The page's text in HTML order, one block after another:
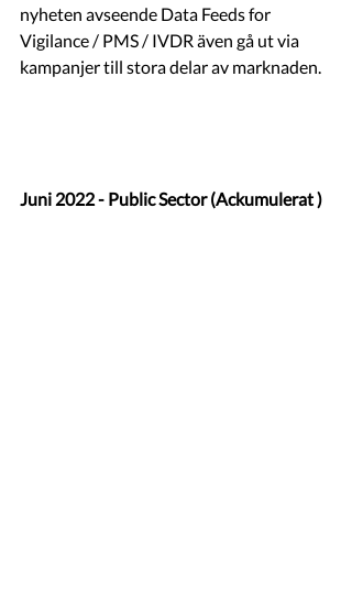
nyheten avseende Data Feeds for
Vigilance / PMS / IVDR även gå ut via
kampanjer till stora delar av marknaden.
Juni 2022 - Public Sector (Ackumulerat )